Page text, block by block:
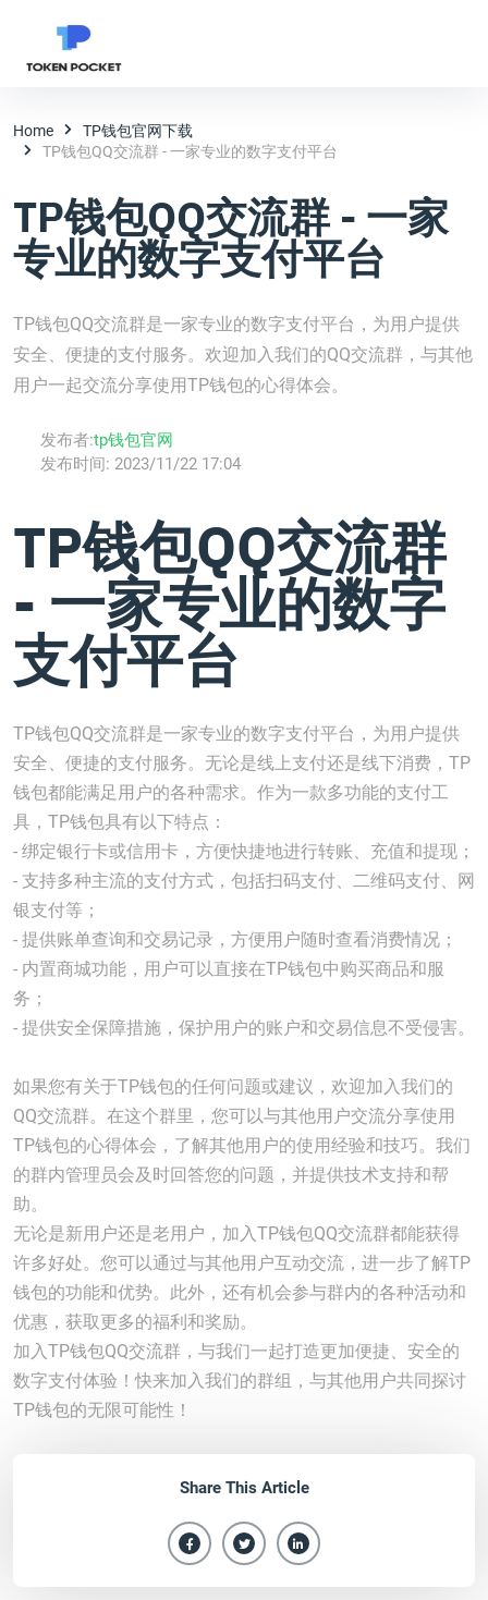
Home
TP钱包官网下载
TP钱包QQ交流群 - 一家专业的数字支付平台
TP钱包QQ交流群 - 一家
专业的数字支付平台
TP钱包QQ交流群是一家专业的数字支付平台，为用户提供
安全、便捷的支付服务。欢迎加入我们的QQ交流群，与其他
用户一起交流分享使用TP钱包的心得体会。
发布者:tp钱包官网
发布时间: 2023/11/22 17:04
TP钱包QQ交流群
- 一家专业的数字
支付平台
TP钱包QQ交流群是一家专业的数字支付平台，为用户提供
安全、便捷的支付服务。无论是线上支付还是线下消费，TP
钱包都能满足用户的各种需求。作为一款多功能的支付工
具，TP钱包具有以下特点：
- 绑定银行卡或信用卡，方便快捷地进行转账、充值和提现；
- 支持多种主流的支付方式，包括扫码支付、二维码支付、网
银支付等；
- 提供账单查询和交易记录，方便用户随时查看消费情况；
- 内置商城功能，用户可以直接在TP钱包中购买商品和服
务；
- 提供安全保障措施，保护用户的账户和交易信息不受侵害。
如果您有关于TP钱包的任何问题或建议，欢迎加入我们的
QQ交流群。在这个群里，您可以与其他用户交流分享使用
TP钱包的心得体会，了解其他用户的使用经验和技巧。我们
的群内管理员会及时回答您的问题，并提供技术支持和帮
助。
无论是新用户还是老用户，加入TP钱包QQ交流群都能获得
许多好处。您可以通过与其他用户互动交流，进一步了解TP
钱包的功能和优势。此外，还有机会参与群内的各种活动和
优惠，获取更多的福利和奖励。
加入TP钱包QQ交流群，与我们一起打造更加便捷、安全的
数字支付体验！快来加入我们的群组，与其他用户共同探讨
TP钱包的无限可能性！
Share This Article